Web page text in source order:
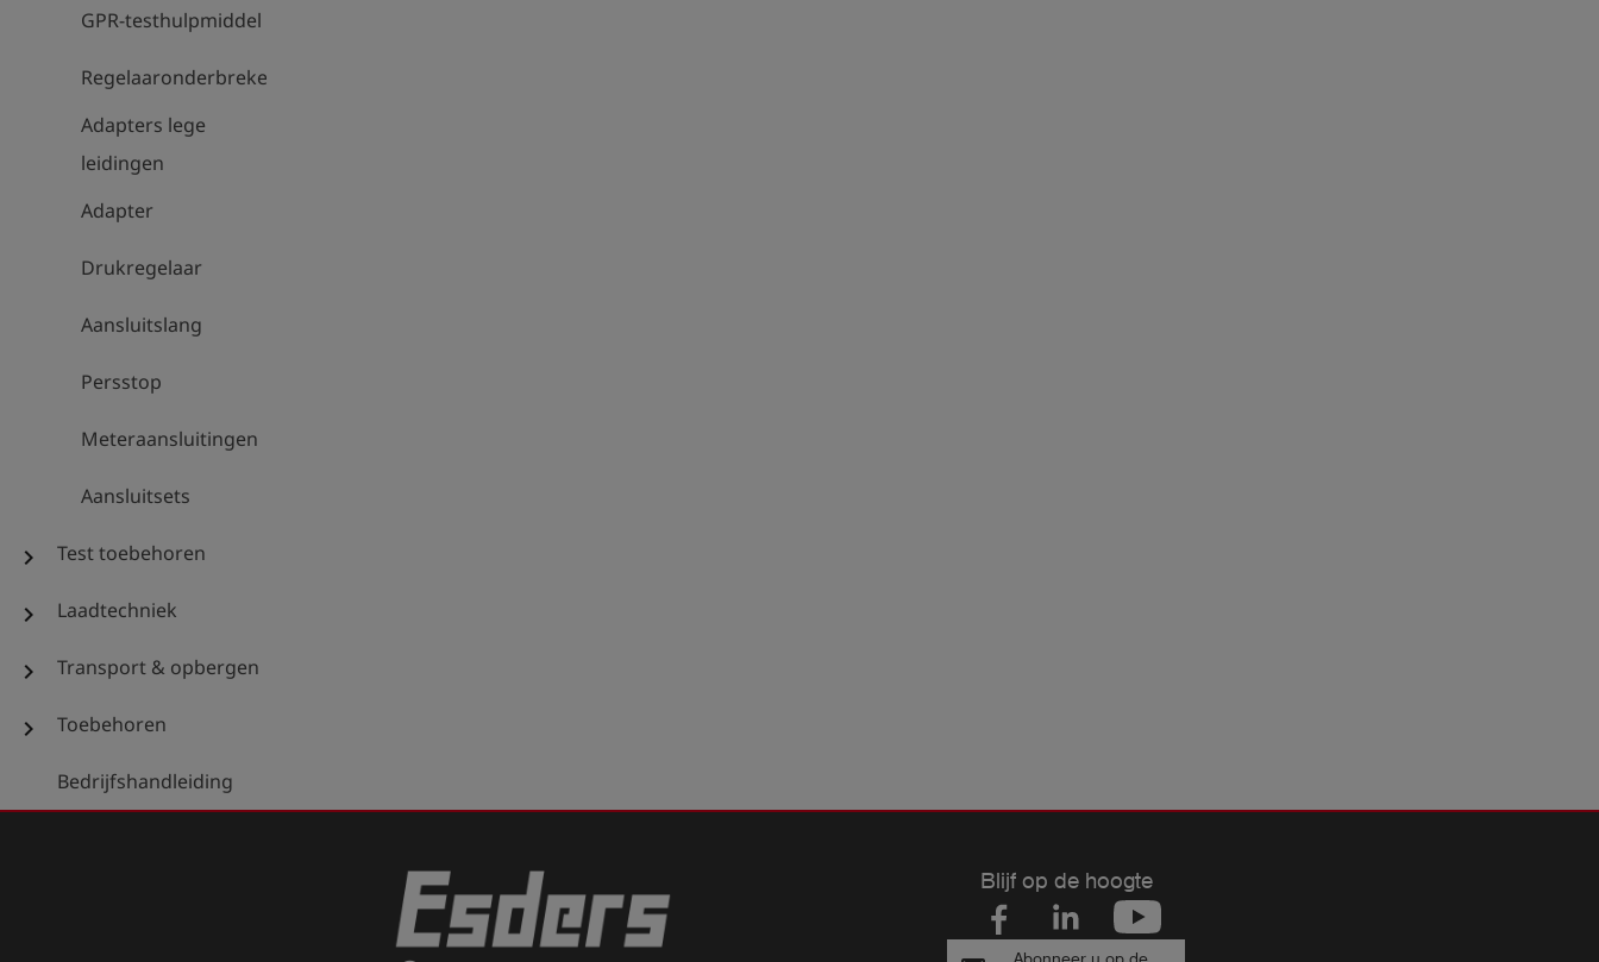
GPR-testhulpmiddel
Regelaaronderbrekers
Adapters lege
leidingen
Adapter
Drukregelaar
Aansluitslang
Persstop
Meteraansluitingen
Aansluitsets
chevron_right Test toebehoren
chevron_right Laadtechniek
chevron_right Transport & opbergen
chevron_right Toebehoren
Bedrijfshandleiding
Blijf op de hoogte
Abonneer u op de